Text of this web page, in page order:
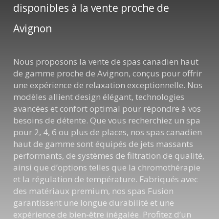
disponibles à la vente proche de
Avignon
Nous proposons la vente de spas canadien haut
de gamme proche de Avignon, conçus pour offrir
une expérience de relaxation exceptionnelle. Nos
modèles allient design élégant, technologies
avancées et confort optimal pour répondre à vos
besoins de détente. Que vous recherchiez un spa
pour 2, 4, 6 ou plus de places, nos spas canadien
haut de gamme sont équipés de jets massants
performants, de systèmes de filtration de qualité,
ainsi que d’options telles que la chromothérapie
et la régulation de température. Fabriqués avec
des matériaux premium, nos spas Fusion
garantissent une longue durabilité et une
expérience de bien-être inégalée. Profitez d’un